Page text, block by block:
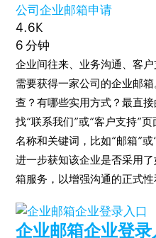
公司企业邮箱申请
4.6K
6 分钟
企业间往来、业务沟通、客
需要获得一家公司的企业邮
查？有哪些实用方式？最直
找“联系我们”或“客户支持”
名称和关键词，比如“邮箱”
进一步获知该企业是否采用
箱服务，以增强沟通的正式性
企业邮箱企业登录